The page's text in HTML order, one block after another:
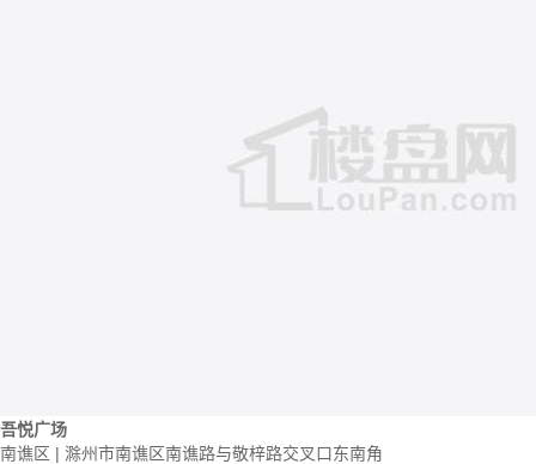
吾悦广场
南谯区 | 滁州市南谯区南谯路与敬梓路交叉口东南角